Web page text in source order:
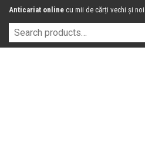
Anticariat online cu mii de cărți vechi și